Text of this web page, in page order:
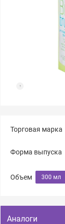
Торговая марка
Форма выпуска
Объем 300 мл
Аналоги